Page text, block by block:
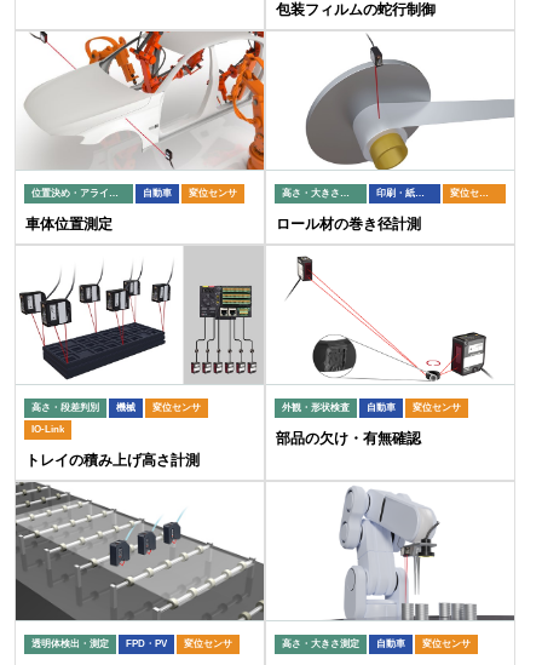
包装フィルムの蛇行制御
位置決め・アライメント 自動車 変位センサ
車体位置測定
高さ・大きさ測定 印刷・紙加工 変位センサ
ロール材の巻き径計測
高さ・段差判別 機械
変位センサ
IO-Link
トレイの積み上げ高さ計測
外観・形状検査 自動車 変位センサ
部品の欠け・有無確認
透明体検出・測定 FPD・PV 変位センサ 高さ・大きさ測定 自動車 変位センサ